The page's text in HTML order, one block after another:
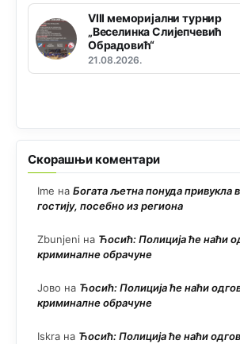
VIII меморијални турнир
„Веселинка Слијепчевић
Обрадовић“
21.08.2026.
Скорашњи коментари
Ime на Богата љетна понуда привукла
гостију, посебно из региона
Zbunjeni на Ћосић: Полиција ће наћи
криминалне обрачуне
Јово на Ћосић: Полиција ће наћи
криминалне обрачуне
Iskra на Ћосић: Полиција ће наћи